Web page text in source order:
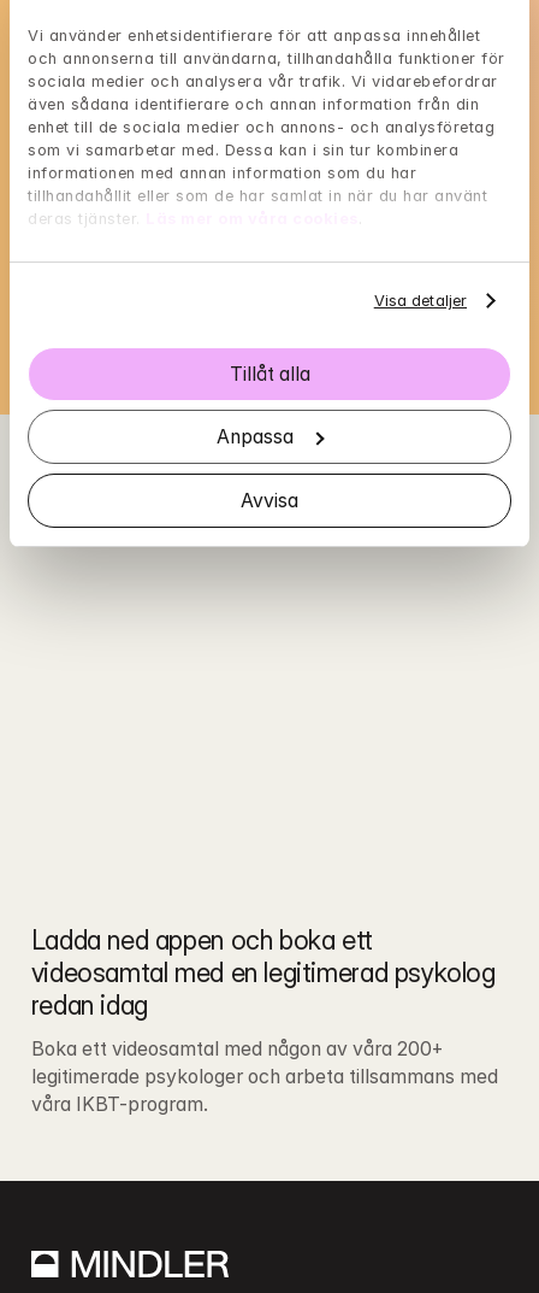
Vi använder enhetsidentifierare för att anpassa innehållet
och annonserna till användarna, tillhandahålla funktioner för
sociala medier och analysera vår trafik. Vi vidarebefordrar
även sådana identifierare och annan information från din
enhet till de sociala medier och annons- och analysföretag
som vi samarbetar med. Dessa kan i sin tur kombinera
informationen med annan information som du har
tillhandahållit eller som de har samlat in när du har använt
deras tjänster.
Visa detaljer
Tillåt alla
Anpassa
Avvisa
Alexanders tillgänglighet
Välj en tid som passar dig, och reservera med
Ladda ned appen och boka ett
videosamtal med en legitimerad psykolog
redan idag
Boka ett videosamtal med någon av våra 200+
legitimerade psykologer och arbeta tillsammans med
våra IKBT-program.